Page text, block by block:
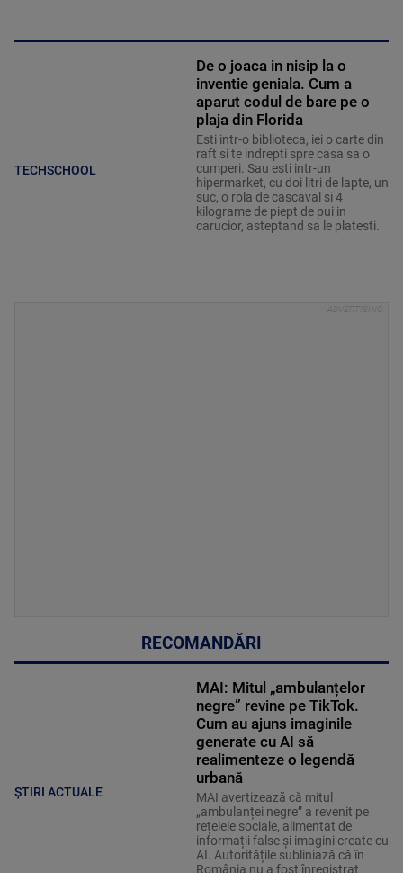
TECHSCHOOL
De o joaca in nisip la o
inventie geniala. Cum a
aparut codul de bare pe o
plaja din Florida
Esti intr-o biblioteca, iei o carte din
raft si te indrepti spre casa sa o
cumperi. Sau esti intr-un
hipermarket, cu doi litri de lapte, un
suc, o rola de cascaval si 4
kilograme de piept de pui in
carucior, asteptand sa le platesti.
RECOMANDĂRI
ȘTIRI ACTUALE
MAI: Mitul „ambulanțelor
negre” revine pe TikTok.
Cum au ajuns imaginile
generate cu AI să
realimenteze o legendă
urbană
MAI avertizează că mitul
„ambulanței negre” a revenit pe
rețelele sociale, alimentat de
informații false și imagini create cu
AI. Autoritățile subliniază că în
România nu a fost înregistrat